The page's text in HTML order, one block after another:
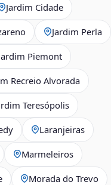
Jardim Cidade
Jardim Perla
Piemont
Recreio Alvorada
Teresópolis
Laranjeiras
Marmeleiros
Morada do Trevo